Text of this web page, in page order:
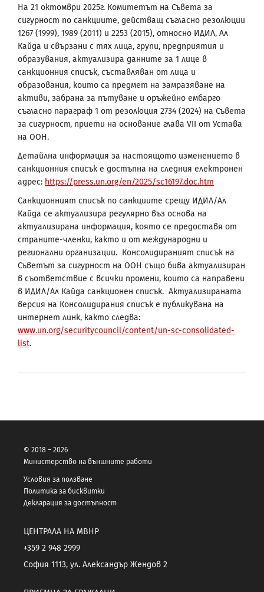
На 21 октомври 2025г. Комитетът на Съвета за
сигурност по санкциите, действащ съгласно резолюции
1267 (1999), 1989 (2011) и 2253 (2015), относно ИДИЛ, Ал
Кайда и свързани с тях лица, групи, предприятия и
образувания, актуализира данните за 1 лице в
санкционния списък, съставляван от лица и
образования, които са предмет на замразяване на
активи, забрана за пътуване и оръжейно ембарго
съгласно параграф 1 от резолюция 2734 (2024) на Съвета
за сигурност, приети на основание глава VII от Устава
на ООН.
Детайлна информация за настоящото изменението в
санкционния списък е достъпна на следния електронен
адрес: https://press.un.org/en/2025/sc16197.doc.htm
Санкционният списък по санкциите срещу ИДИЛ/Ал
Кайда се актуализира регулярно въз основа на
актуализирана информация, която се предоставя от
страните-членки, както и от международни и
регионални организации. Консолидираният списък на
Съветът за сигурност на ООН също бива актуализиран
в съответствие с всички промени, които са направени
в ИДИЛ/Ал Кайда санкционен списък. Актуализираната
версия на Консолидирания списък е публикувана на
интернет линк, както следва:
www.un.org/securitycouncil/content/un-sc-consolidated-
list.
© 2018 – 2026
Министерство на външните работи
Условия за ползване
Политика за бисквитки
Декларация за достъпност
ЦЕНТРАЛА НА МВНР
+359 2 948 2999
София 1113, ул. Александър Жендов 2